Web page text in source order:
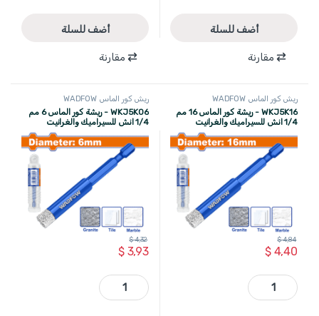
أضف للسلة
مقارنة
أضف للسلة
مقارنة
ريش كور الماس WADFOW
WKJ5K16 - ريشة كور الماس 16 مم
1/4 انش للسيراميك والغرانيت
$4,40
$4,84
WKJ5K16 - ريشة كور الماس 16 مم 1/4 انش للسيراميك والغرانيت WADFOW quantity
ريش كور الماس WADFOW
WKJ5K06 - ريشة كور الماس 6 مم
1/4 انش للسيراميك والغرانيت
$3,93
$4,32
WKJ5K06 - ريشة كور الماس 6 مم 1/4 انش للسيراميك والغرانيت WADFOW quantity